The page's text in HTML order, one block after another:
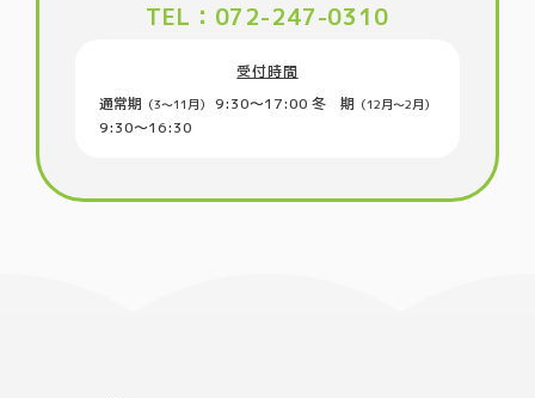
TEL：072-247-0310
受付時間
通常期 （3〜11月） 9:30〜17:00 冬 期 （12月～2月）
9:30〜16:30